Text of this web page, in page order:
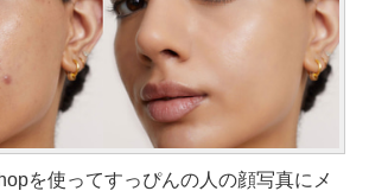
を使ってすっぴんの人の顔写真にメ